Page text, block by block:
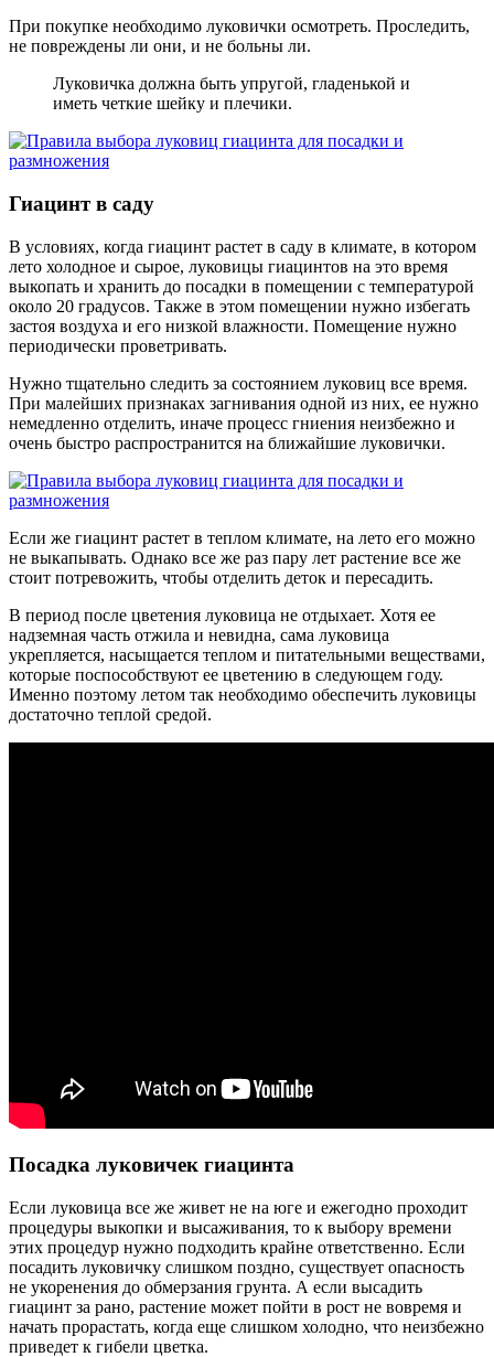
При покупке необходимо луковички осмотреть. Проследить,
не повреждены ли они, и не больны ли.
Луковичка должна быть упругой, гладенькой и
иметь четкие шейку и плечики.
Гиацинт в саду
В условиях, когда гиацинт растет в саду в климате, в котором
лето холодное и сырое, луковицы гиацинтов на это время
выкопать и хранить до посадки в помещении с температурой
около 20 градусов. Также в этом помещении нужно избегать
застоя воздуха и его низкой влажности. Помещение нужно
периодически проветривать.
Нужно тщательно следить за состоянием луковиц все время.
При малейших признаках загнивания одной из них, ее нужно
немедленно отделить, иначе процесс гниения неизбежно и
очень быстро распространится на ближайшие луковички.
Если же гиацинт растет в теплом климате, на лето его можно
не выкапывать. Однако все же раз пару лет растение все же
стоит потревожить, чтобы отделить деток и пересадить.
В период после цветения луковица не отдыхает. Хотя ее
надземная часть отжила и невидна, сама луковица
укрепляется, насыщается теплом и питательными веществами,
которые поспособствуют ее цветению в следующем году.
Именно поэтому летом так необходимо обеспечить луковицы
достаточно теплой средой.
Посадка луковичек гиацинта
Если луковица все же живет не на юге и ежегодно проходит
процедуры выкопки и высаживания, то к выбору времени
этих процедур нужно подходить крайне ответственно. Если
посадить луковичку слишком поздно, существует опасность
не укоренения до обмерзания грунта. А если высадить
гиацинт за рано, растение может пойти в рост не вовремя и
начать прорастать, когда еще слишком холодно, что неизбежно
приведет к гибели цветка.